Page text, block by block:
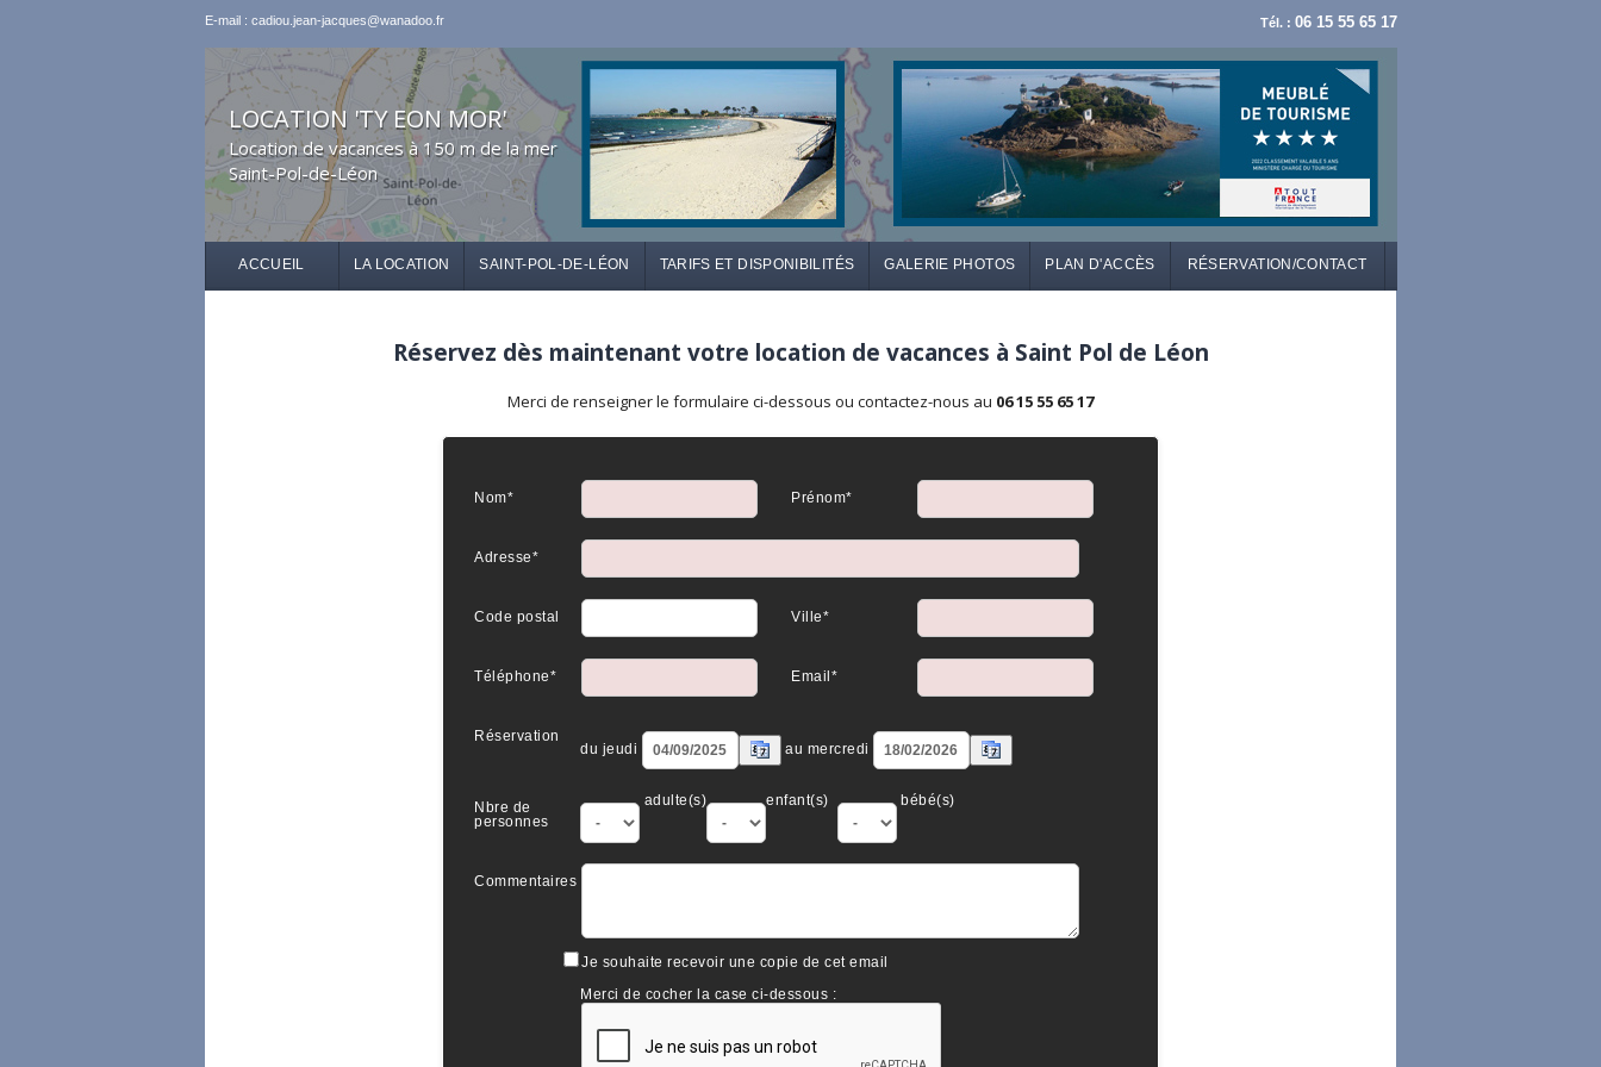
E-mail : cadiou.jean-jacques@wanadoo.fr Tél. : 06 15 55 65 17
LOCATION 'TY EON MOR'
Location de vacances à 150 m de la mer
Saint-Pol-de-Léon
ACCUEIL LA LOCATION SAINT-POL-DE-LÉON TARIFS ET DISPONIBILITÉS GALERIE PHOTOS PLAN D'ACCÈS RÉSERVATION/CONTACT
Réservez dès maintenant votre location de vacances à Saint Pol de Léon
Merci de renseigner le formulaire ci-dessous ou contactez-nous au 06 15 55 65 17
Nom* Prénom*
Adresse*
Code postal Ville*
Téléphone* Email*
Réservation
du jeudi au mercredi
Nbre de
personnes
adulte(s) enfant(s) bébé(s)
Commentaires
Je souhaite recevoir une copie de cet email
Merci de cocher la case ci-dessous :